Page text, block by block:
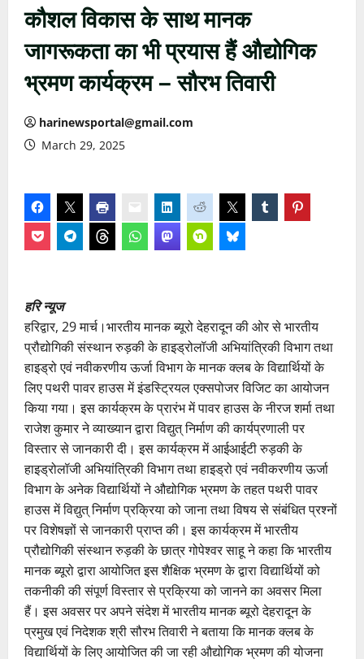
कौशल विकास के साथ मानक
जागरूकता का भी प्रयास हैं औद्योगिक
भ्रमण कार्यक्रम – सौरभ तिवारी
harinewsportal@gmail.com
March 29, 2025
हरि न्यूज
हरिद्वार, 29 मार्च।भारतीय मानक ब्यूरो देहरादून की ओर से भारतीय
प्रौद्योगिकी संस्थान रुड़की के हाइड्रोलॉजी अभियांत्रिकी विभाग तथा
हाइड्रो एवं नवीकरणीय ऊर्जा विभाग के मानक क्लब के विद्यार्थियों के
लिए पथरी पावर हाउस में इंडस्ट्रियल एक्सपोजर विजिट का आयोजन
किया गया। इस कार्यक्रम के प्रारंभ में पावर हाउस के नीरज शर्मा तथा
राजेश कुमार ने व्याख्यान द्वारा विद्युत् निर्माण की कार्यप्रणाली पर
विस्तार से जानकारी दी। इस कार्यक्रम में आईआईटी रुड़की के
हाइड्रोलॉजी अभियांत्रिकी विभाग तथा हाइड्रो एवं नवीकरणीय ऊर्जा
विभाग के अनेक विद्यार्थियों ने औद्योगिक भ्रमण के तहत पथरी पावर
हाउस में विद्युत् निर्माण प्रक्रिया को जाना तथा विषय से संबंधित प्रश्नों
पर विशेषज्ञों से जानकारी प्राप्त की। इस कार्यक्रम में भारतीय
प्रौद्योगिकी संस्थान रुड़की के छात्र गोपेश्वर साहू ने कहा कि भारतीय
मानक ब्यूरो द्वारा आयोजित इस शैक्षिक भ्रमण के द्वारा विद्यार्थियों को
तकनीकी की संपूर्ण विस्तार से प्रक्रिया को जानने का अवसर मिला
हैं। इस अवसर पर अपने संदेश में भारतीय मानक ब्यूरो देहरादून के
प्रमुख एवं निदेशक श्री सौरभ तिवारी ने बताया कि मानक क्लब के
विद्यार्थियों के लिए आयोजित की जा रही औद्योगिक भ्रमण की योजना